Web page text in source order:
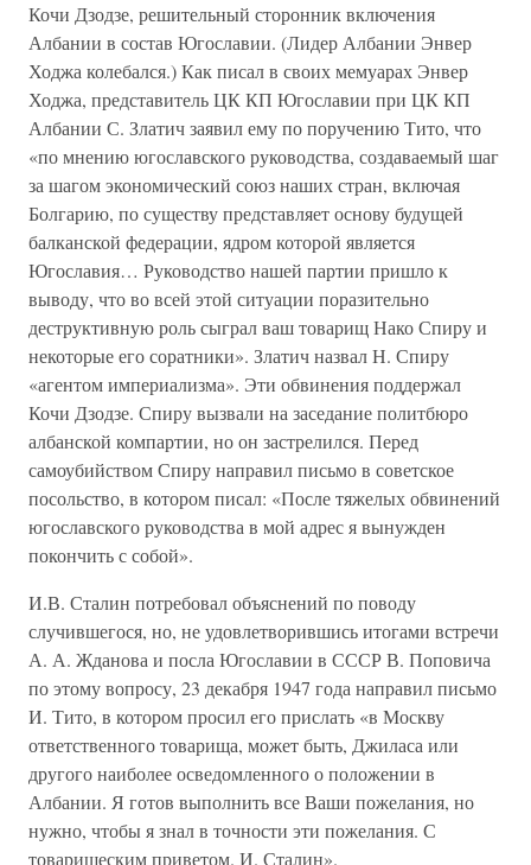
Кочи Дзодзе, решительный сторонник включения
Албании в состав Югославии. (Лидер Албании Энвер
Ходжа колебался.) Как писал в своих мемуарах Энвер
Ходжа, представитель ЦК КП Югославии при ЦК КП
Албании С. Златич заявил ему по поручению Тито, что
«по мнению югославского руководства, создаваемый шаг
за шагом экономический союз наших стран, включая
Болгарию, по существу представляет основу будущей
балканской федерации, ядром которой является
Югославия… Руководство нашей партии пришло к
выводу, что во всей этой ситуации поразительно
деструктивную роль сыграл ваш товарищ Нако Спиру и
некоторые его соратники». Златич назвал Н. Спиру
«агентом империализма». Эти обвинения поддержал
Кочи Дзодзе. Спиру вызвали на заседание политбюро
албанской компартии, но он застрелился. Перед
самоубийством Спиру направил письмо в советское
посольство, в котором писал: «После тяжелых обвинений
югославского руководства в мой адрес я вынужден
покончить с собой».
И.В. Сталин потребовал объяснений по поводу
случившегося, но, не удовлетворившись итогами встречи
А. А. Жданова и посла Югославии в СССР В. Поповича
по этому вопросу, 23 декабря 1947 года направил письмо
И. Тито, в котором просил его прислать «в Москву
ответственного товарища, может быть, Джиласа или
другого наиболее осведомленного о положении в
Албании. Я готов выполнить все Ваши пожелания, но
нужно, чтобы я знал в точности эти пожелания. С
товарищеским приветом. И. Сталин».